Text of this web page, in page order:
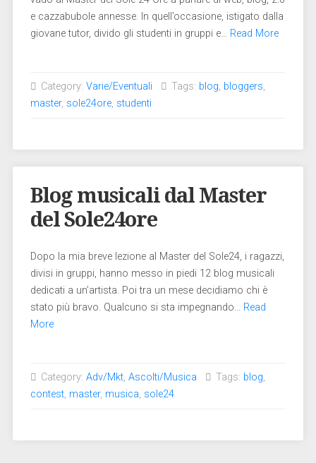
e cazzabubole annesse. In quell’occasione, istigato dalla
giovane tutor, divido gli studenti in gruppi e… Read More
Category: Varie/Eventuali Tags: blog, bloggers,
master, sole24ore, studenti
Blog musicali dal Master
del Sole24ore
Dopo la mia breve lezione al Master del Sole24, i ragazzi,
divisi in gruppi, hanno messo in piedi 12 blog musicali
dedicati a un’artista. Poi tra un mese decidiamo chi è
stato più bravo. Qualcuno si sta impegnando… Read
More
Category: Adv/Mkt, Ascolti/Musica Tags: blog,
contest, master, musica, sole24